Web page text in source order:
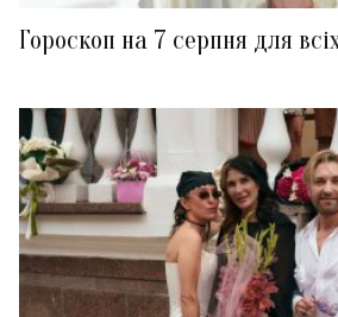
Гороскоп на 7 серпня для